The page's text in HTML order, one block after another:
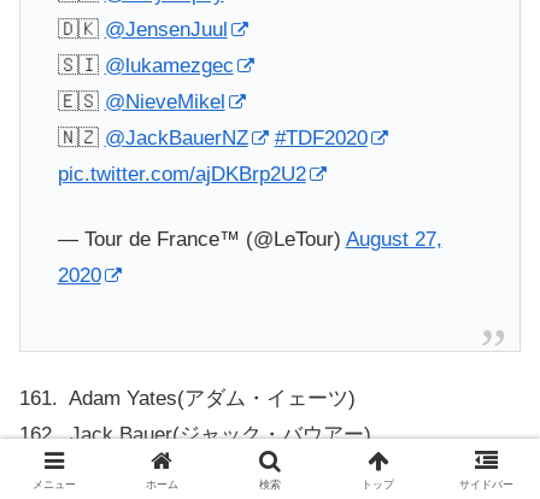
🇩🇰 @JensenJuul
🇸🇮 @lukamezgec
🇪🇸 @NieveMikel
🇳🇿 @JackBauerNZ
#TDF2020
pic.twitter.com/ajDKBrp2U2
— Tour de France™ (@LeTour) August 27,
2020
161. Adam Yates(アダム・イェーツ)
162. Jack Bauer(ジャック・バウアー)
163. Sam Bewley(サム・ヒューリー)
メニュー ホーム 検索 トップ サイドバー